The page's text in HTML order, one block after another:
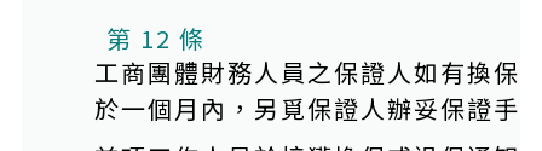
第 12 條
工商團體財務人員之保證人如有換保
於一個月內，另覓保證人辦妥保證手